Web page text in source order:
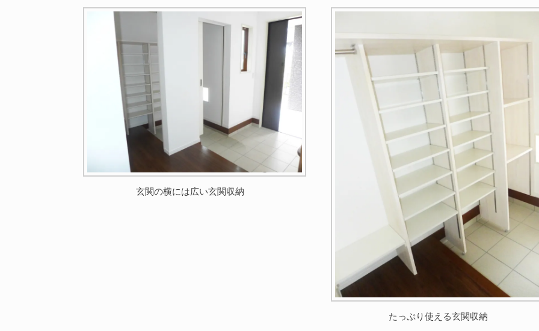
玄関の横には広い玄関収納
たっぷり使える玄関収納